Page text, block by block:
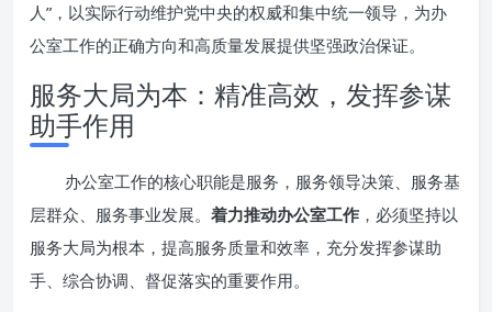
人”，以实际行动维护党中央的权威和集中统一领导，为办
公室工作的正确方向和高质量发展提供坚强政治保证。
服务大局为本：精准高效，发挥参谋
助手作用
办公室工作的核心职能是服务，服务领导决策、服务基
层群众、服务事业发展。 着力推动办公室工作 ，必须坚持以
服务大局为根本，提高服务质量和效率，充分发挥参谋助
手、综合协调、督促落实的重要作用。